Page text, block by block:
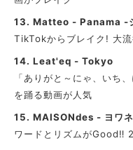
13. Matteo - Panama -
TikTokからブレイク! 大流
14. Leat'eq - Tokyo
「ありがと～にゃ、いち
を踊る動画が人気
15. MAISONdes - ヨワ
ワードとリズムがGood‼